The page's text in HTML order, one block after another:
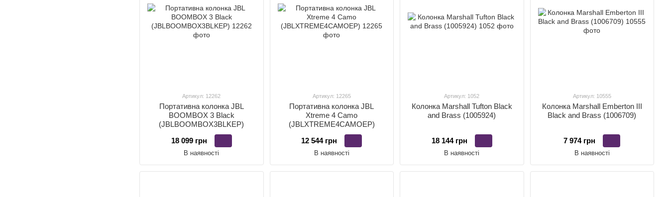
Артикул: 12262
Портативна колонка JBL
BOOMBOX 3 Black
(JBLBOOMBOX3BLKEP)
18 099 грн
В наявності
Артикул: 12265
Портативна колонка JBL
Xtreme 4 Camo
(JBLXTREME4CAMOEP)
12 544 грн
В наявності
Артикул: 1052
Колонка Marshall Tufton Black
and Brass (1005924)
18 144 грн
В наявності
Артикул: 10555
Колонка Marshall Emberton III
Black and Brass (1006709)
7 974 грн
В наявності